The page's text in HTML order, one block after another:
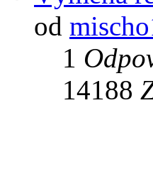
od
1
14188